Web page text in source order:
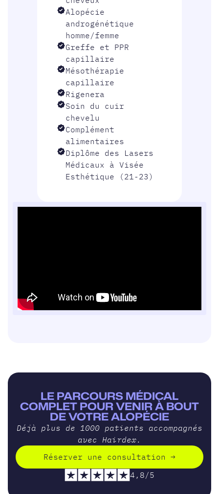
Alopécie
androgénétique
homme/femme
Greffe et PPR
capillaire
Mésothérapie
capillaire
Rigenera
Soin du cuir
chevelu
Complément
alimentaires
Diplôme des Lasers
Médicaux à Visée
Esthétique (21-23)
LE PARCOURS MÉDICAL
COMPLET POUR VENIR À BOUT
DE VOTRE ALOPÉCIE
Déjà plus de 1000 patients accompagnés
avec Hairdex.
Réserver une consultation →
4,8/5